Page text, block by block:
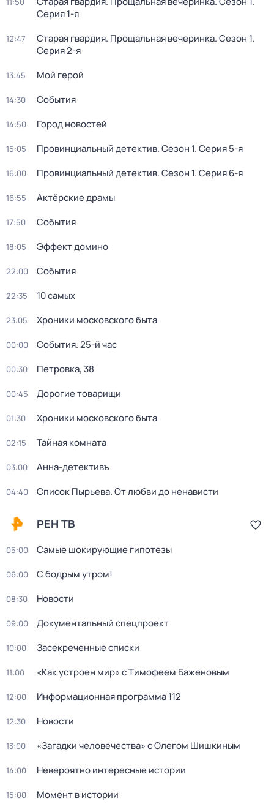
Серия 1-я
12:47 Старая гвардия. Прощальная вечеринка. Сезон 1.
Серия 2-я
13:45 Мой герой
14:30 События
14:50 Город новостей
15:05 Провинциальный детектив. Сезон 1. Серия 5-я
16:00 Провинциальный детектив. Сезон 1. Серия 6-я
16:55 Актёрские драмы
17:50 События
18:05 Эффект домино
22:00 События
22:35 10 самых
23:05 Хроники московского быта
00:00 События. 25-й час
00:30 Петровка, 38
00:45 Дорогие товарищи
01:30 Хроники московского быта
02:15 Тайная комната
03:00 Анна-детективъ
04:40 Список Пырьева. От любви до ненависти
РЕН ТВ
05:00 Самые шoкиpующие гипотезы
06:00 С бодрым утром!
08:30 Новости
09:00 Документальный спецпроект
10:00 Заcекрeченные списки
11:00 «Как устроен мир» с Тимофеем Баженовым
12:00 Информационная программа 112
12:30 Новости
13:00 «Загадки человечества» с Олегом Шишкиным
14:00 Невероятно интересные истории
15:00 Момент в истории